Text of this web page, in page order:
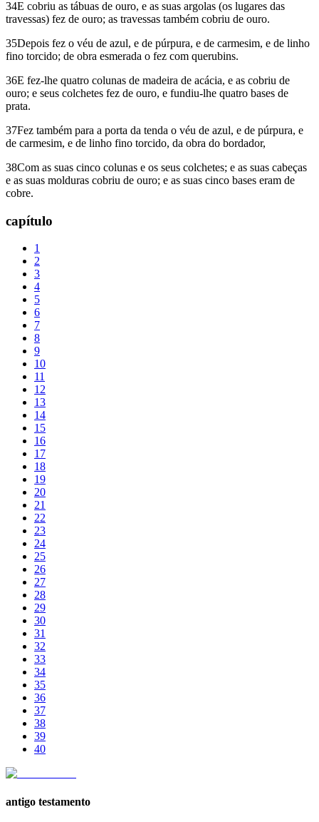
34E cobriu as tábuas de ouro, e as suas argolas (os lugares das
travessas) fez de ouro; as travessas também cobriu de ouro.
35Depois fez o véu de azul, e de púrpura, e de carmesim, e de linho
fino torcido; de obra esmerada o fez com querubins.
36E fez-lhe quatro colunas de madeira de acácia, e as cobriu de
ouro; e seus colchetes fez de ouro, e fundiu-lhe quatro bases de
prata.
37Fez também para a porta da tenda o véu de azul, e de púrpura, e
de carmesim, e de linho fino torcido, da obra do bordador,
38Com as suas cinco colunas e os seus colchetes; e as suas cabeças
e as suas molduras cobriu de ouro; e as suas cinco bases eram de
cobre.
capítulo
1
2
3
4
5
6
7
8
9
10
11
12
13
14
15
16
17
18
19
20
21
22
23
24
25
26
27
28
29
30
31
32
33
34
35
36
37
38
39
40
antigo testamento